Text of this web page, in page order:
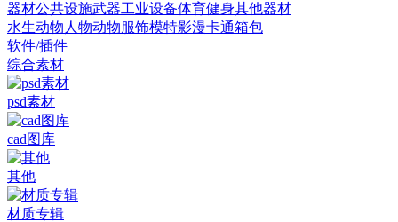
器材公共设施武器工业设备体育健身其他器材
水生动物 人物动物服饰模特影漫卡通箱包
软件/插件
综合素材
psd素材
cad图库
其他
材质专辑